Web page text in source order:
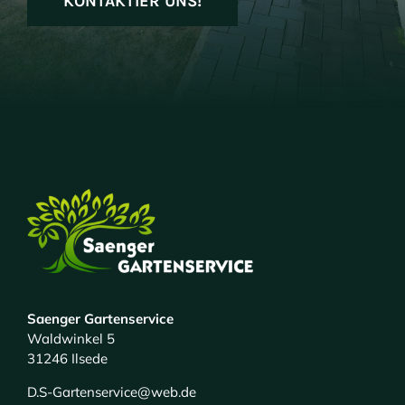
Saenger Gartenservice
Waldwinkel 5
31246 Ilsede
D.S-Gartenservice@web.de